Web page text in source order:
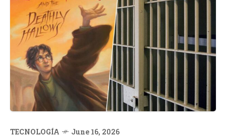
TECNOLOGÍA June 16, 2026